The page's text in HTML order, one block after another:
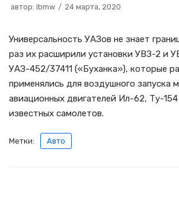
автор: lbmw 24 марта, 2020
Универсальность УАЗов не знает
раз их расширили установки УВЗ-2 и
УАЗ-452/37411 («Буханка»), которые
применялись для воздушного запуска
авиационных двигателей Ил-62, Ту-
известных самолетов.
Метки: Авто